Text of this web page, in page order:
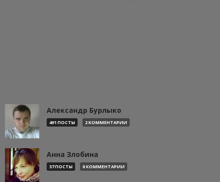
Александр Бурлыко
491 ПОСТЫ 2 КОММЕНТАРИИ
Анна Злобина
37 ПОСТЫ 0 КОММЕНТАРИИ